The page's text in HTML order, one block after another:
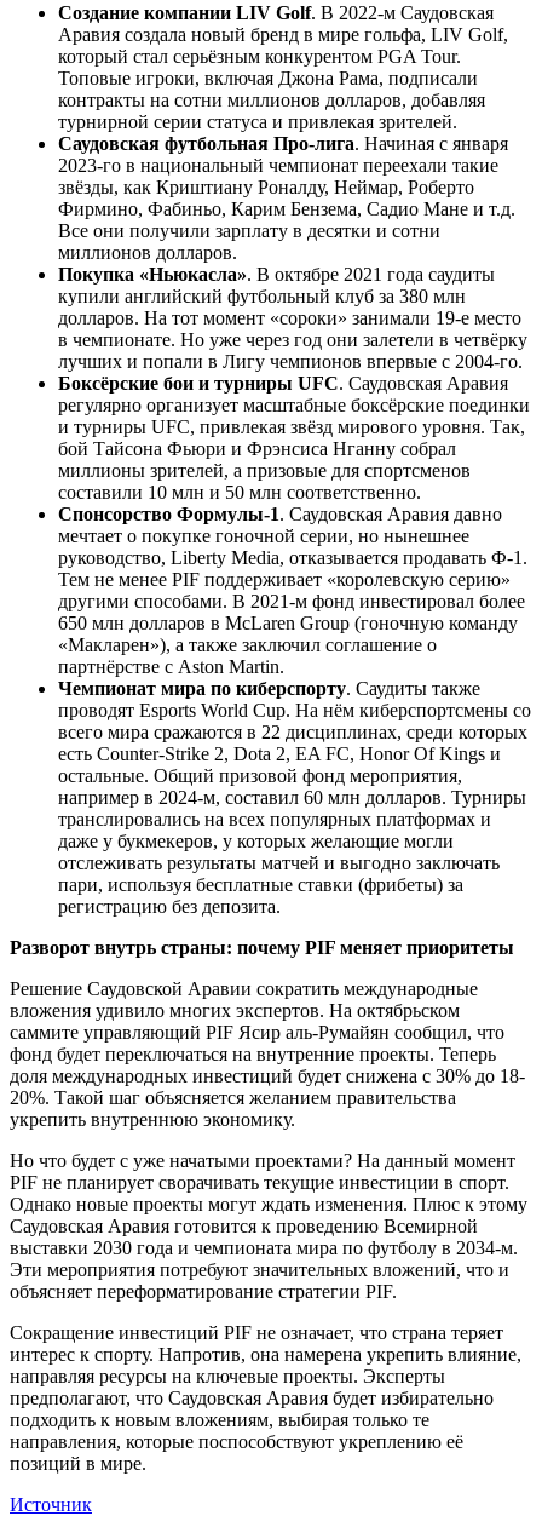
Создание компании LIV Golf. В 2022-м Саудовская
Аравия создала новый бренд в мире гольфа, LIV Golf,
который стал серьёзным конкурентом PGA Tour.
Топовые игроки, включая Джона Рама, подписали
контракты на сотни миллионов долларов, добавляя
турнирной серии статуса и привлекая зрителей.
Саудовская футбольная Про-лига. Начиная с января
2023-го в национальный чемпионат переехали такие
звёзды, как Криштиану Роналду, Неймар, Роберто
Фирмино, Фабиньо, Карим Бензема, Садио Мане и т.д.
Все они получили зарплату в десятки и сотни
миллионов долларов.
Покупка «Ньюкасла». В октябре 2021 года саудиты
купили английский футбольный клуб за 380 млн
долларов. На тот момент «сороки» занимали 19-е место
в чемпионате. Но уже через год они залетели в четвёрку
лучших и попали в Лигу чемпионов впервые с 2004-го.
Боксёрские бои и турниры UFC. Саудовская Аравия
регулярно организует масштабные боксёрские поединки
и турниры UFC, привлекая звёзд мирового уровня. Так,
бой Тайсона Фьюри и Фрэнсиса Нганну собрал
миллионы зрителей, а призовые для спортсменов
составили 10 млн и 50 млн соответственно.
Спонсорство Формулы-1. Саудовская Аравия давно
мечтает о покупке гоночной серии, но нынешнее
руководство, Liberty Media, отказывается продавать Ф-1.
Тем не менее PIF поддерживает «королевскую серию»
другими способами. В 2021-м фонд инвестировал более
650 млн долларов в McLaren Group (гоночную команду
«Макларен»), а также заключил соглашение о
партнёрстве с Aston Martin.
Чемпионат мира по киберспорту. Саудиты также
проводят Esports World Cup. На нём киберспортсмены со
всего мира сражаются в 22 дисциплинах, среди которых
есть Counter-Strike 2, Dota 2, EA FC, Honor Of Kings и
остальные. Общий призовой фонд мероприятия,
например в 2024-м, составил 60 млн долларов. Турниры
транслировались на всех популярных платформах и
даже у букмекеров, у которых желающие могли
отслеживать результаты матчей и выгодно заключать
пари, используя бесплатные ставки (фрибеты) за
регистрацию без депозита.
Разворот внутрь страны: почему PIF меняет приоритеты
Решение Саудовской Аравии сократить международные
вложения удивило многих экспертов. На октябрьском
саммите управляющий PIF Ясир аль-Румайян сообщил, что
фонд будет переключаться на внутренние проекты. Теперь
доля международных инвестиций будет снижена с 30% до 18-
20%. Такой шаг объясняется желанием правительства
укрепить внутреннюю экономику.
Но что будет с уже начатыми проектами? На данный момент
PIF не планирует сворачивать текущие инвестиции в спорт.
Однако новые проекты могут ждать изменения. Плюс к этому
Саудовская Аравия готовится к проведению Всемирной
выставки 2030 года и чемпионата мира по футболу в 2034-м.
Эти мероприятия потребуют значительных вложений, что и
объясняет переформатирование стратегии PIF.
Сокращение инвестиций PIF не означает, что страна теряет
интерес к спорту. Напротив, она намерена укрепить влияние,
направляя ресурсы на ключевые проекты. Эксперты
предполагают, что Саудовская Аравия будет избирательно
подходить к новым вложениям, выбирая только те
направления, которые поспособствуют укреплению её
позиций в мире.
Источник